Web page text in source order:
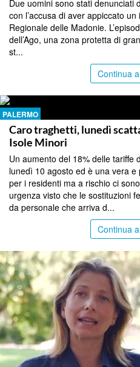
Due uomini sono stati denunciati
con l’accusa di aver appiccato
Regionale delle Madonie.
dell’Ago, una zona protetta di
st...
Continua
PALERMO
Caro traghetti, lunedì
Isole Minori
Un aumento del 18% delle tariffe
lunedì 10 agosto ed è una vera
per i residenti ma a rischio ci
urgenza visto che le sostituzioni
da personale che arriva d...
Continua